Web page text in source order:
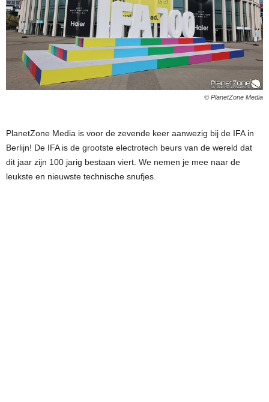
© PlanetZone Media
PlanetZone Media is voor de zevende keer aanwezig bij de IFA in
Berlijn! De IFA is de grootste electrotech beurs van de wereld dat
dit jaar zijn 100 jarig bestaan viert. We nemen je mee naar de
leukste en nieuwste technische snufjes.